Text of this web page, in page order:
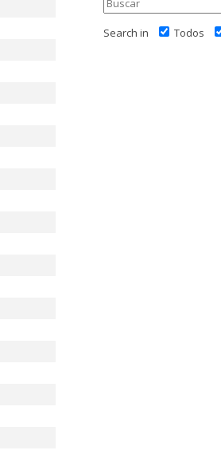
Search in Todos